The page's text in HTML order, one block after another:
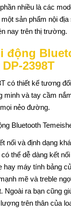
nhiều là các
sản phẩm nội
nay trên thị trường.
động
2398T
có thiết kế tương
minh và tay cầm
nẻo đường.
nối và định dạng
thể dễ dàng kết
hay máy tính bảng
mẽ và treble
Ngoài ra bạn cũng
trên thân của